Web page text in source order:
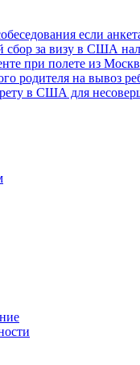
если
сбор за визу в США
при полете из
родителя на вывоз
в США для